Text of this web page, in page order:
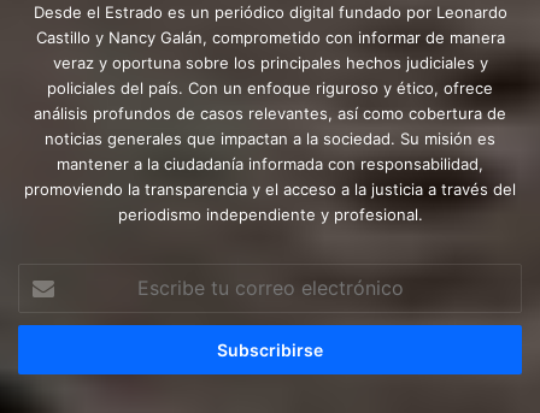
Desde el Estrado es un periódico digital fundado por Leonardo
Castillo y Nancy Galán, comprometido con informar de manera
veraz y oportuna sobre los principales hechos judiciales y
policiales del país. Con un enfoque riguroso y ético, ofrece
análisis profundos de casos relevantes, así como cobertura de
noticias generales que impactan a la sociedad. Su misión es
mantener a la ciudadanía informada con responsabilidad,
promoviendo la transparencia y el acceso a la justicia a través del
periodismo independiente y profesional.
correo